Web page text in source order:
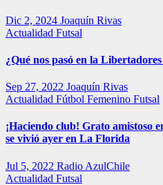
Dic 2, 2024 Joaquín Rivas
Actualidad Futsal
¿Qué nos pasó en la
Sep 27, 2022 Joaquín Rivas
Actualidad Fútbol Femenino Futsal
¡Haciendo club! Grato amistoso
se vivió ayer en La Florida
Jul 5, 2022 Radio AzulChile
Actualidad Futsal